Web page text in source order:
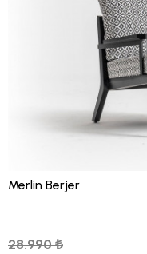
Merlin Berjer
28.990 ₺